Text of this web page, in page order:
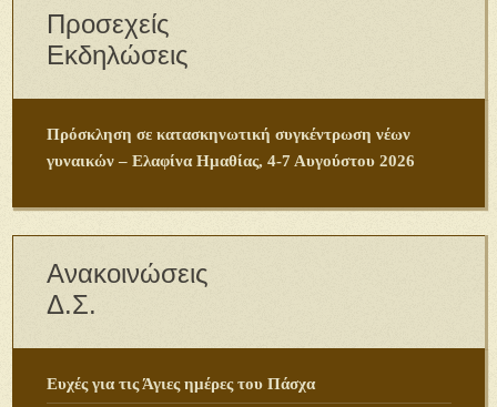
Προσεχείς
Εκδηλώσεις
Πρόσκληση σε κατασκηνωτική συγκέντρωση νέων
γυναικών – Ελαφίνα Ημαθίας, 4-7 Αυγούστου 2026
Ανακοινώσεις
Δ.Σ.
Ευχές για τις Άγιες ημέρες του Πάσχα